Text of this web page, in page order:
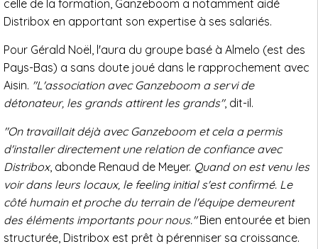
celle de la formation, Ganzeboom a notamment aidé
Distribox en apportant son expertise à ses salariés.
Pour Gérald Noël, l'aura du groupe basé à Almelo (est des
Pays-Bas) a sans doute joué dans le rapprochement avec
Aisin. "L'association avec Ganzeboom a servi de
détonateur, les grands attirent les grands", dit-il.
"On travaillait déjà avec Ganzeboom et cela a permis
d'installer directement une relation de confiance avec
Distribox, abonde Renaud de Meyer. Quand on est venu les
voir dans leurs locaux, le feeling initial s'est confirmé. Le
côté humain et proche du terrain de l'équipe demeurent
des éléments importants pour nous."Bien entourée et bien
structurée, Distribox est prêt à pérenniser sa croissance.